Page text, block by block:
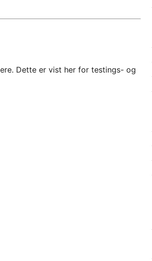
Dette er vist her for testings- og